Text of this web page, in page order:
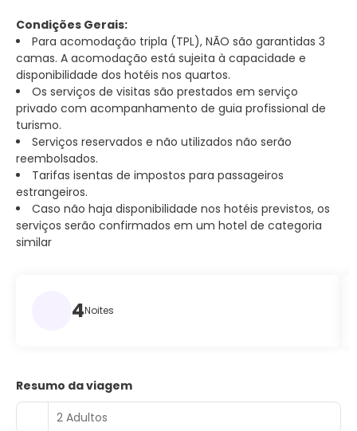
Condições Gerais:
Para acomodação tripla (TPL), NÃO são garantidas 3
camas. A acomodação está sujeita à capacidade e
disponibilidade dos hotéis nos quartos.
Os serviços de visitas são prestados em serviço
privado com acompanhamento de guia profissional de
turismo.
Serviços reservados e não utilizados não serão
reembolsados.
Tarifas isentas de impostos para passageiros
estrangeiros.
Caso não haja disponibilidade nos hotéis previstos, os
serviços serão confirmados em um hotel de categoria
similar
4Noites
Resumo da viagem
2 Adultos